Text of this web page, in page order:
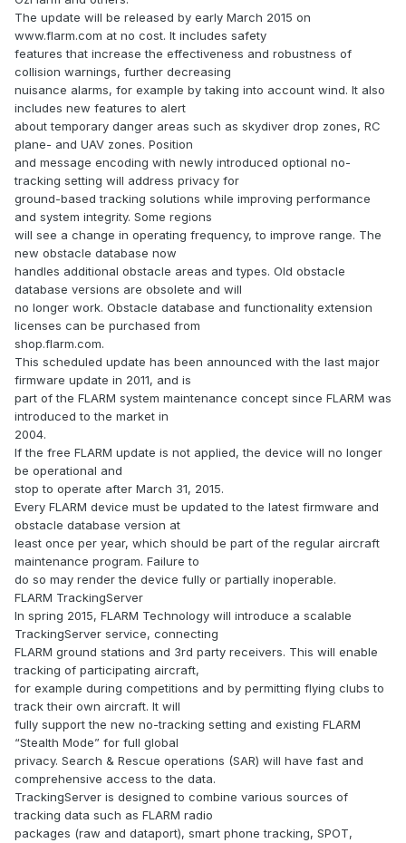
The update will be released by early March 2015 on
www.flarm.com at no cost. It includes safety
features that increase the effectiveness and robustness of
collision warnings, further decreasing
nuisance alarms, for example by taking into account wind. It also
includes new features to alert
about temporary danger areas such as skydiver drop zones, RC
plane- and UAV zones. Position
and message encoding with newly introduced optional no-
tracking setting will address privacy for
ground-based tracking solutions while improving performance
and system integrity. Some regions
will see a change in operating frequency, to improve range. The
new obstacle database now
handles additional obstacle areas and types. Old obstacle
database versions are obsolete and will
no longer work. Obstacle database and functionality extension
licenses can be purchased from
shop.flarm.com.
This scheduled update has been announced with the last major
firmware update in 2011, and is
part of the FLARM system maintenance concept since FLARM was
introduced to the market in
2004.
If the free FLARM update is not applied, the device will no longer
be operational and
stop to operate after March 31, 2015.
Every FLARM device must be updated to the latest firmware and
obstacle database version at
least once per year, which should be part of the regular aircraft
maintenance program. Failure to
do so may render the device fully or partially inoperable.
FLARM TrackingServer
In spring 2015, FLARM Technology will introduce a scalable
TrackingServer service, connecting
FLARM ground stations and 3rd party receivers. This will enable
tracking of participating aircraft,
for example during competitions and by permitting flying clubs to
track their own aircraft. It will
fully support the new no-tracking setting and existing FLARM
“Stealth Mode” for full global
privacy. Search & Rescue operations (SAR) will have fast and
comprehensive access to the data.
TrackingServer is designed to combine various sources of
tracking data such as FLARM radio
packages (raw and dataport), smart phone tracking, SPOT,